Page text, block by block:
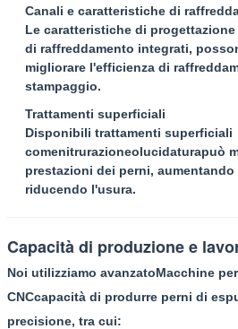
Canali e caratteristiche di
Le caratteristiche di
di raffreddamento integrati,
migliorare l'efficienza di
stampaggio.
Trattamenti superficiali
Disponibili trattamenti superficiali
comenitrurazioneolucidaturapuò
prestazioni dei perni,
riducendo l'usura.
Capacità di produzione e
Noi utilizziamo avanzatoMacchine
CNCcapacità di produrre perni di
precisione, tra cui: